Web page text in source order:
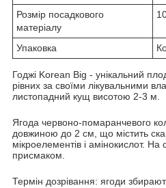
Розмір посадкового
матеріалу
Упаковка
Годжі Korean Big - унікальний
рівних за своїми лікувальними
листопадний кущ висотою 2-3 м.
Ягода червоно-помаранчевого
довжиною до 2 см, що містить
мікроелементів і амінокислот. На
присмаком.
Термін дозрівання: ягоди